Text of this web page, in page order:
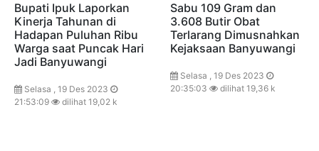
Bupati Ipuk Laporkan
Kinerja Tahunan di
Hadapan Puluhan Ribu
Warga saat Puncak Hari
Jadi Banyuwangi
Selasa , 19 Des 2023
21:53:09
dilihat 19,02 k
Sabu 109 Gram dan
3.608 Butir Obat
Terlarang Dimusnahkan
Kejaksaan Banyuwangi
Selasa , 19 Des 2023
20:35:03
dilihat 19,36 k